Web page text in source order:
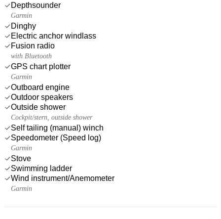
Depthsounder
Garmin
Dinghy
Electric anchor windlass
Fusion radio
with Bluetooth
GPS chart plotter
Garmin
Outboard engine
Outdoor speakers
Outside shower
Cockpit/stern, outside shower
Self tailing (manual) winch
Speedometer (Speed log)
Garmin
Stove
Swimming ladder
Wind instrument/Anemometer
Garmin